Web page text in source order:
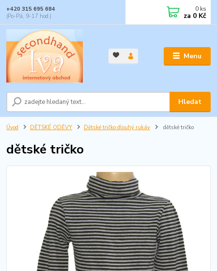
Menu
Hledat
+420 315 695 684
(Po-Pá, 9-17 hod.)
0 ks
za 0 Kč
Úvod DĚTSKÉ ODĚVY Dětské tričko dlouhý rukáv dětské tričko
dětské tričko